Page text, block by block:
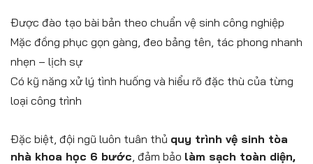
Được đào tạo bài bản theo chuẩn vệ sinh công nghiệp
Mặc đồng phục gọn gàng, đeo bảng tên, tác phong nhanh
nhẹn – lịch sự
Có kỹ năng xử lý tình huống và hiểu rõ đặc thù của từng
loại công trình
Đặc biệt, đội ngũ luôn tuân thủ quy trình vệ sinh tòa
nhà khoa học 6 bước , đảm bảo làm sạch toàn diện,